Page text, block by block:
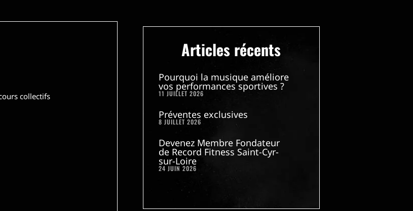
collectifs
Articles récents
Pourquoi la musique améliore
vos performances sportives ?
11 JUILLET 2026
Préventes exclusives
8 JUILLET 2026
Devenez Membre Fondateur
de Record Fitness Saint-Cyr-
sur-Loire
24 JUIN 2026